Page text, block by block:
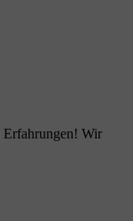
Erfahrungen! Wir